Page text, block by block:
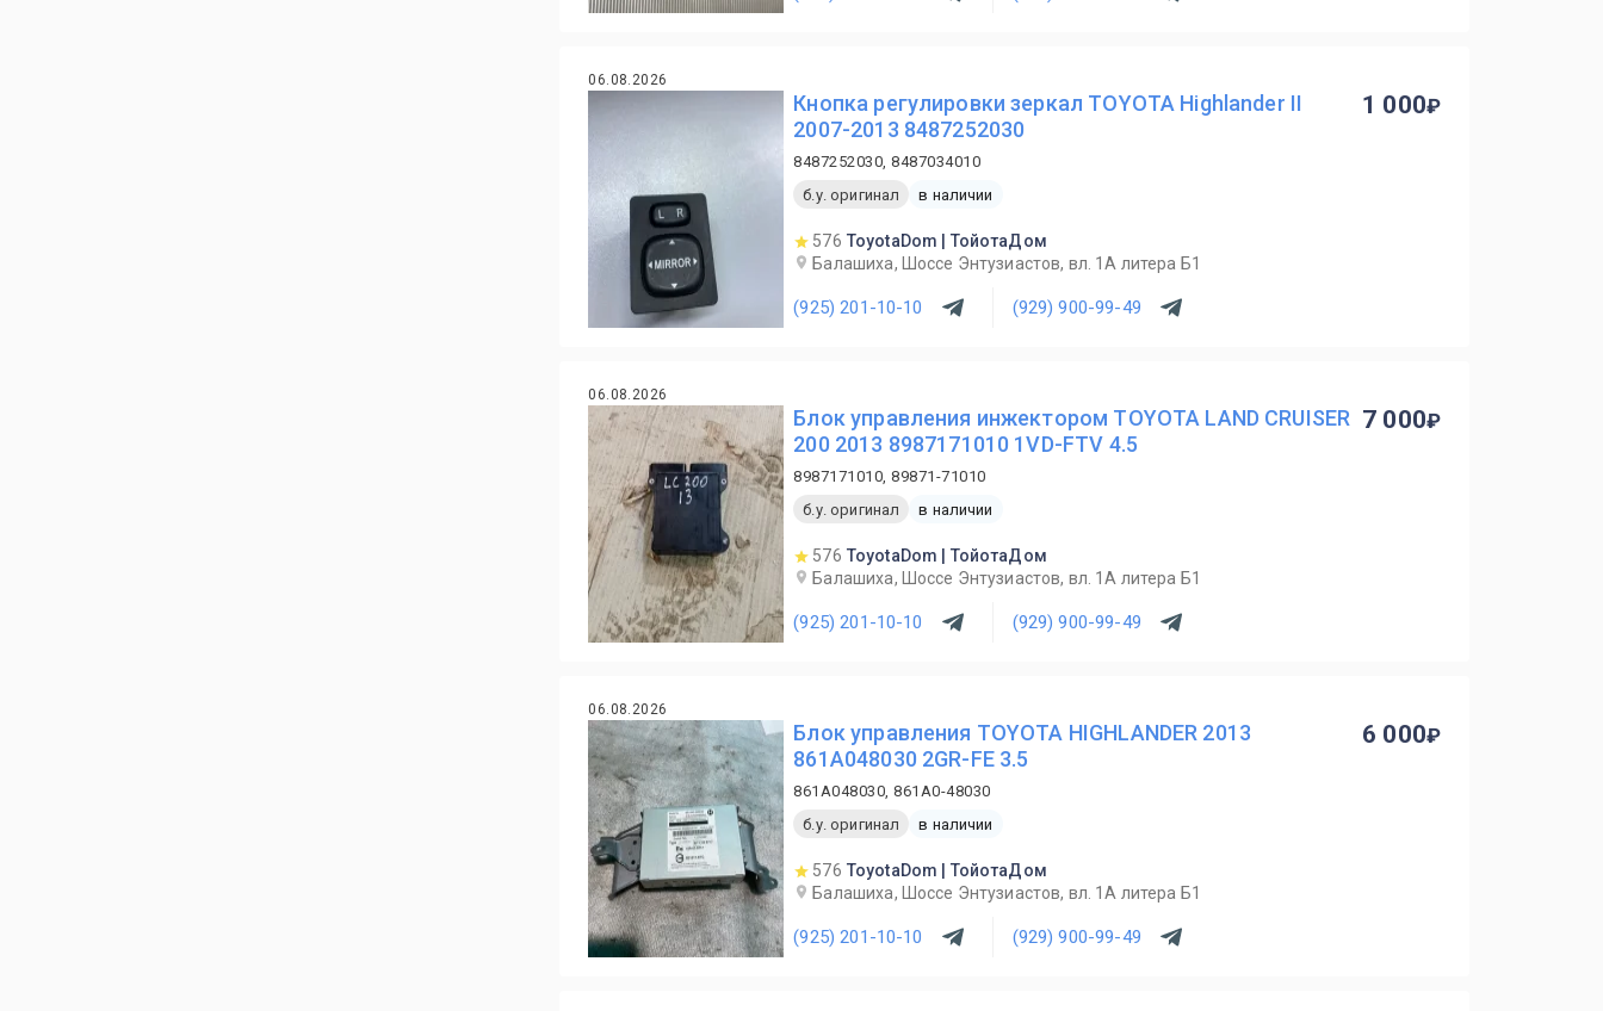
06.08.2026
Кнопка регулировки зеркал TOYOTA Highlander II
2007-2013 8487252030
8487252030, 8487034010
б.у. оригинал
в наличии
576 ToyotaDom | ТойотаДом
Балашиха, Шоссе Энтузиастов, вл. 1А литера Б1
(925) 201-10-10 (929) 900-99-49
1 000
06.08.2026
Блок управления инжектором TOYOTA LAND CRUISER
200 2013 8987171010 1VD-FTV 4.5
8987171010, 89871-71010
б.у. оригинал
в наличии
576 ToyotaDom | ТойотаДом
Балашиха, Шоссе Энтузиастов, вл. 1А литера Б1
(925) 201-10-10 (929) 900-99-49
7 000
06.08.2026
Блок управления TOYOTA HIGHLANDER 2013
861A048030 2GR-FE 3.5
861A048030, 861A0-48030
б.у. оригинал
в наличии
576 ToyotaDom | ТойотаДом
Балашиха, Шоссе Энтузиастов, вл. 1А литера Б1
(925) 201-10-10 (929) 900-99-49
6 000